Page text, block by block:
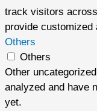
track visitors
provide customized
Others
Others
Other
analyzed and have
yet.